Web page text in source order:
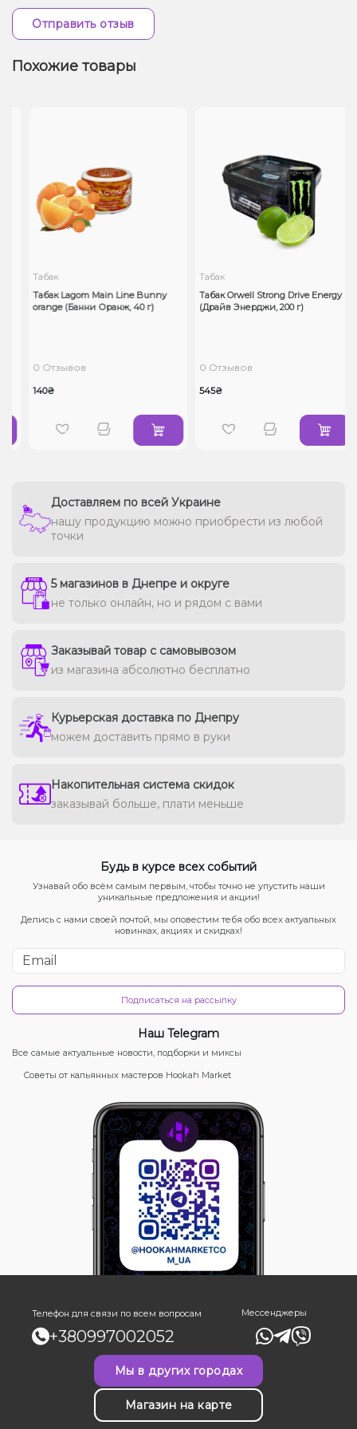
Отправить отзыв
Похожие товары
Табак
Табак Lagom Main Line Bunny
orange (Банни Оранж, 40 г)
0 Отзывов
140₴
Табак
Табак Orwell Strong Drive Energy
(Драйв Энерджи, 200 г)
0 Отзывов
545₴
Доставляем по всей Украине
нашу продукцию можно приобрести из любой
точки
5 магазинов в Днепре и округе
не только онлайн, но и рядом с вами
Заказывай товар с самовывозом
из магазина абсолютно бесплатно
Курьерская доставка по Днепру
можем доставить прямо в руки
Накопительная система скидок
заказывай больше, плати меньше
Будь в курсе всех событий
Узнавай обо всём самым первым, чтобы точно не упустить наши
уникальные предложения и акции!
Делись с нами своей почтой, мы оповестим тебя обо всех актуальных
новинках, акциях и скидках!
Подписаться на рассылку
Наш Telegram
Все самые актуальные новости, подборки и миксы
Советы от кальянных мастеров Hookah Market
Телефон для связи по всем вопросам
+380997002052
Мессенджеры
Мы в других городах
Магазин на карте